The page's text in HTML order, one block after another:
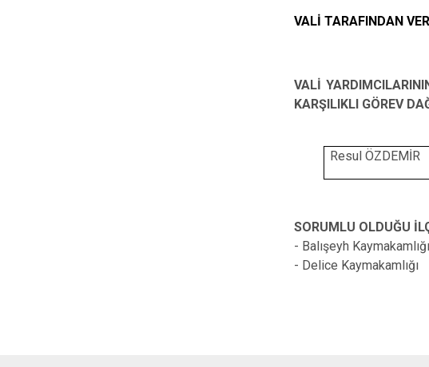
VALİ TARAFINDAN
VALİ
KARŞILIKLI GÖREV
Resul ÖZDEMİR
SORUMLU OLDUĞU
- Balışeyh Kaymakamlığı
- Delice Kaymakamlığı